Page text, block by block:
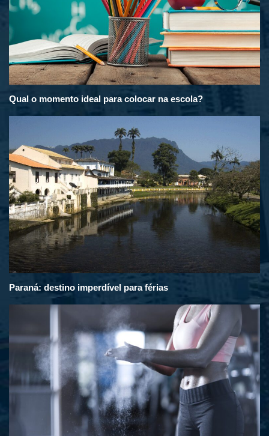
Qual o momento ideal para colocar na escola?
Paraná: destino imperdível para férias